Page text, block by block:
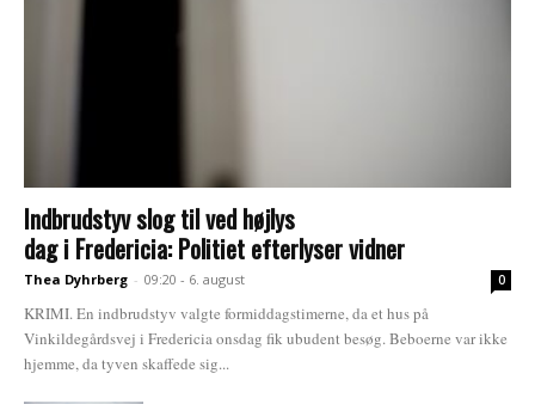
Indbrudstyv slog til ved højlys
dag i Fredericia: Politiet efterlyser vidner
Thea Dyhrberg - 09:20 - 6. august 0
KRIMI. En indbrudstyv valgte formiddagstimerne, da et hus på
Vinkildegårdsvej i Fredericia onsdag fik ubudent besøg. Beboerne var ikke
hjemme, da tyven skaffede sig...